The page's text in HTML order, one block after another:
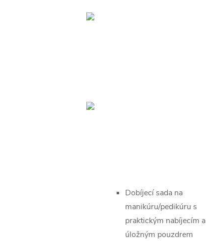
Dobíjecí sada na
manikúru/pedikúru s
praktickým nabíjecím a
úložným pouzdrem